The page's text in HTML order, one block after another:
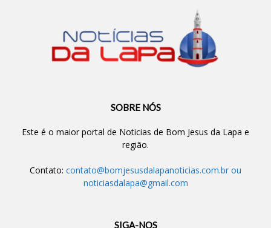
SOBRE NÓS
Este é o maior portal de Noticias de Bom Jesus da Lapa e
região.
Contato: contato@bomjesusdalapanoticias.com.br ou
noticiasdalapa@gmail.com
SIGA-NOS